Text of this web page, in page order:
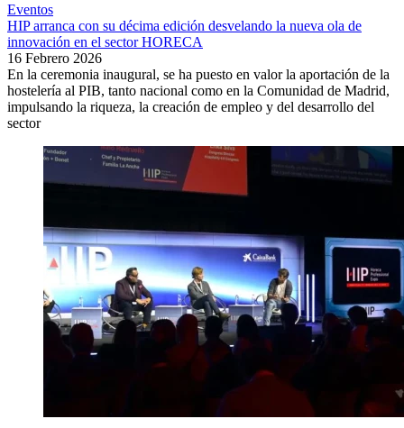
Eventos
HIP arranca con su décima edición desvelando la nueva ola de
innovación en el sector HORECA
16 Febrero 2026
En la ceremonia inaugural, se ha puesto en valor la aportación de la
hostelería al PIB, tanto nacional como en la Comunidad de Madrid,
impulsando la riqueza, la creación de empleo y del desarrollo del
sector